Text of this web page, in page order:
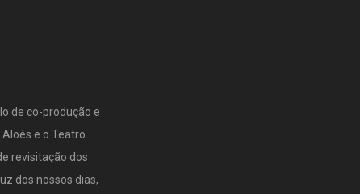
de co-produção e
e o Teatro
revisitação dos
dos nossos dias,